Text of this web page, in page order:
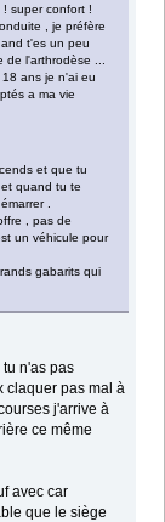
! super confort !
, je préfère
t'es un peu
l'arthrodèse ...
ans je n'ai eu
a ma vie
et que tu
quand tu te
.
, pas de
un véhicule pour
gabarits qui
n'as pas
claquer pas mal à
j'arrive à
ce même
avec car
que le siège